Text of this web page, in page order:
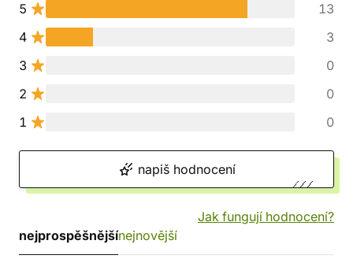
5
13
4
3
3
0
2
0
1
0
napiš hodnocení
Jak fungují hodnocení?
nejprospěšnějšínejnovější